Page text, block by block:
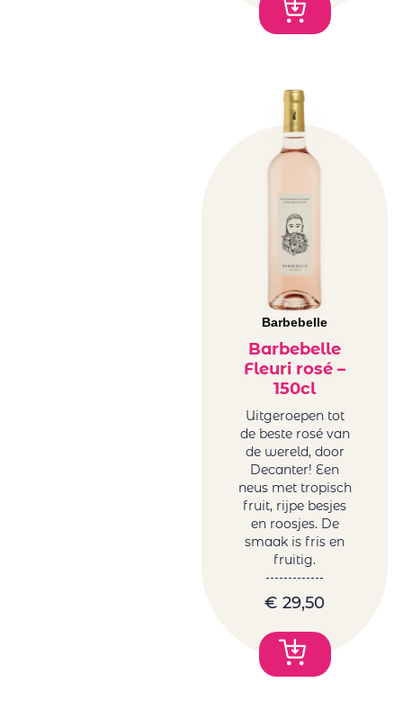
Barbebelle
Barbebelle
Fleuri rosé –
150cl
Uitgeroepen tot
de beste rosé van
de wereld, door
Decanter! Een
neus met tropisch
fruit, rijpe besjes
en roosjes. De
smaak is fris en
fruitig.
€ 29,50